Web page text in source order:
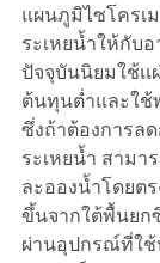
แผนภูมิไซโครเ
ระเหยน้ำให้กับ
ปัจจุบันนิยมใช้แ
ต้นทุนต่ำและใช้
ซึ่งถ้าต้องการล
ระเหยน้ำ สาม
ละอองน้ำโดยต
ขึ้นจากใต้พื้นยก
ผ่านอุปกรณ์ที่ใช้